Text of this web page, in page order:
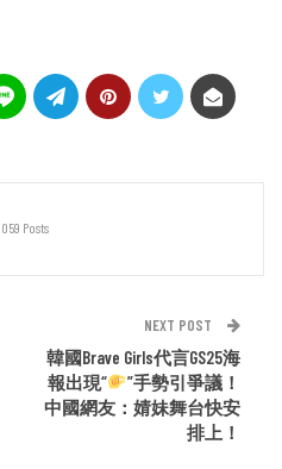
Posts
NEXT POST
韓國Brave Girls代言GS25海
報出現“
”手勢引爭議！
中國網友：婧妹舞台快安
排上！